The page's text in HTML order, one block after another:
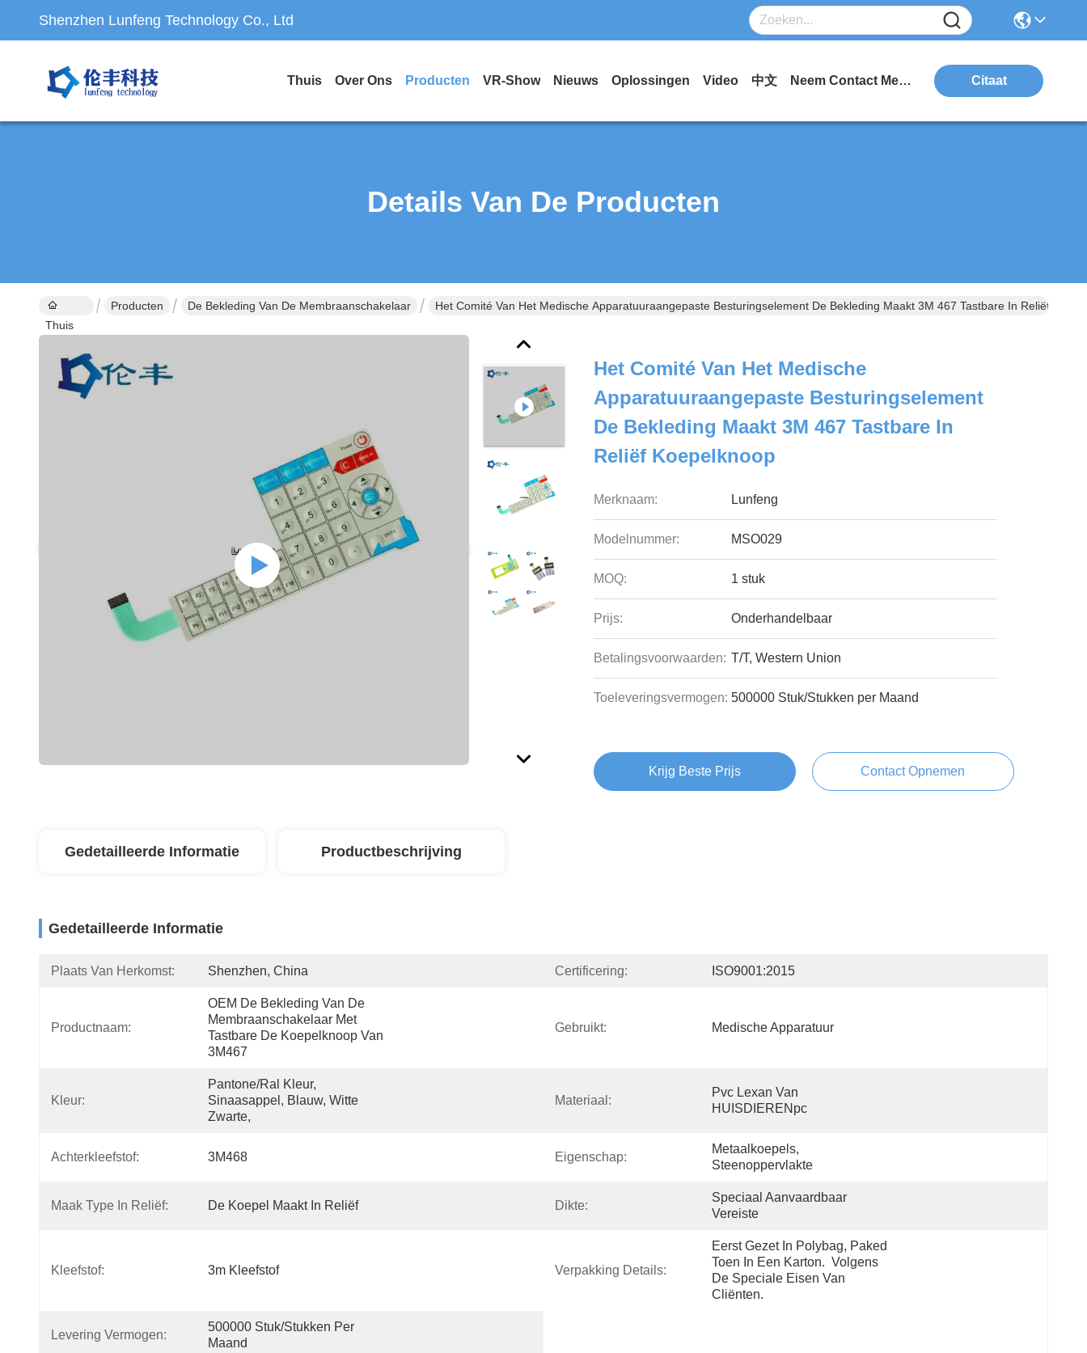
Shenzhen Lunfeng Technology Co., Ltd
Thuis Over Ons Producten VR-Show Nieuws Oplossingen Video 中文 Neem Contact Met Ons Op. Citaat
Details Van De Producten
Thuis
Producten De Bekleding Van De Membraanschakelaar Het Comité Van Het Medische Apparatuuraangepaste Besturingselement De Bekleding Maakt 3M 467 Tastbare In Reliëf
Het Comité Van Het Medische
Apparatuuraangepaste Besturingselement
De Bekleding Maakt 3M 467 Tastbare In
Reliëf Koepelknoop
Merknaam: Lunfeng
Modelnummer: MSO029
MOQ: 1 stuk
Prijs: Onderhandelbaar
Betalingsvoorwaarden: T/T, Western Union
Toeleveringsvermogen: 500000 Stuk/Stukken per Maand
Krijg Beste Prijs Contact Opnemen
Gedetailleerde Informatie Productbeschrijving
Gedetailleerde Informatie
Plaats Van Herkomst: Shenzhen, China Certificering: ISO9001:2015
Productnaam:
OEM De Bekleding Van De
Membraanschakelaar Met
Tastbare De Koepelknoop Van
3M467
Gebruikt: Medische Apparatuur
Kleur:
Pantone/ral Kleur,
Sinaasappel, Blauw, Witte
Zwarte,
Materiaal:
Pvc Lexan Van
HUISDIERENpc
Achterkleefstof: 3M468 Eigenschap:
Metaalkoepels,
Steenoppervlakte
Maak Type In Reliëf: De Koepel Maakt In Reliëf Dikte:
Speciaal Aanvaardbaar
Vereiste
Kleefstof: 3m Kleefstof Verpakking Details:
Eerst Gezet In Polybag, Paked
Toen In Een Karton.  Volgens
De Speciale Eisen Van
Cliënten.
Levering Vermogen:
500000 Stuk/Stukken Per
Maand